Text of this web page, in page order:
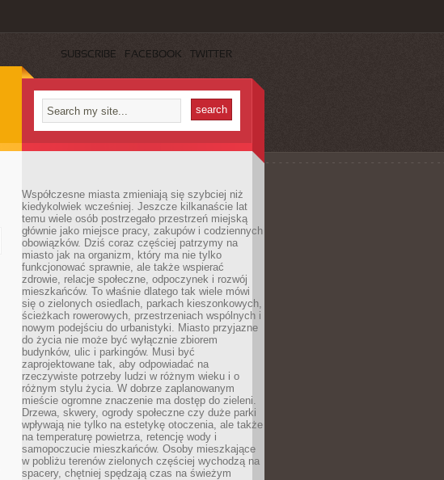
SUBSCRIBE FACEBOOK TWITTER
Współczesne miasta zmieniają się szybciej niż
kiedykolwiek wcześniej. Jeszcze kilkanaście lat
temu wiele osób postrzegało przestrzeń miejską
głównie jako miejsce pracy, zakupów i codziennych
obowiązków. Dziś coraz częściej patrzymy na
miasto jak na organizm, który ma nie tylko
funkcjonować sprawnie, ale także wspierać
zdrowie, relacje społeczne, odpoczynek i rozwój
mieszkańców. To właśnie dlatego tak wiele mówi
się o zielonych osiedlach, parkach kieszonkowych,
ścieżkach rowerowych, przestrzeniach wspólnych i
nowym podejściu do urbanistyki. Miasto przyjazne
do życia nie może być wyłącznie zbiorem
budynków, ulic i parkingów. Musi być
zaprojektowane tak, aby odpowiadać na
rzeczywiste potrzeby ludzi w różnym wieku i o
różnym stylu życia. W dobrze zaplanowanym
mieście ogromne znaczenie ma dostęp do zieleni.
Drzewa, skwery, ogrody społeczne czy duże parki
wpływają nie tylko na estetykę otoczenia, ale także
na temperaturę powietrza, retencję wody i
samopoczucie mieszkańców. Osoby mieszkające
w pobliżu terenów zielonych częściej wychodzą na
spacery, chętniej spędzają czas na świeżym